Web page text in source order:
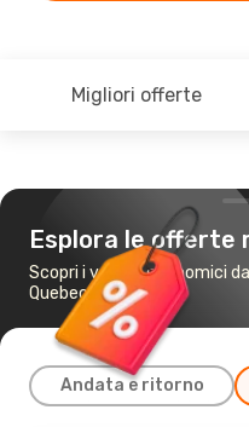
Migliori offerte
Esplora le offerte
Scopri i voli più economici
Quebec
Andata e ritorno